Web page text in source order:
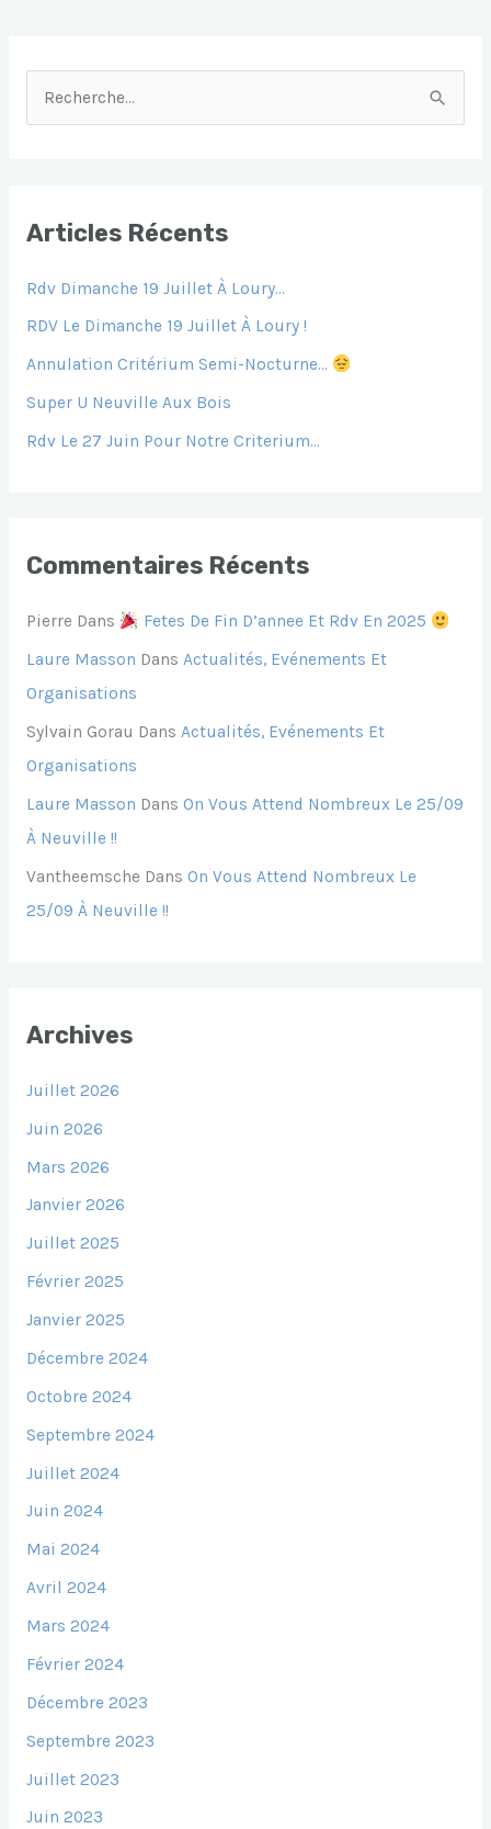
E
E
C
H
E
Articles Récents
Rdv Dimanche 19 Juillet À Loury…
RDV Le Dimanche 19 Juillet À Loury !
Annulation Critérium Semi-Nocturne…
Super U Neuville Aux Bois
Rdv Le 27 Juin Pour Notre Criterium…
Commentaires Récents
Pierre Dans
Fetes De Fin D’annee Et Rdv En 2025
Laure Masson Dans Actualités, Evénements Et
Organisations
Sylvain Gorau Dans Actualités, Evénements Et
Organisations
Laure Masson Dans On Vous Attend Nombreux Le 25/09
À Neuville !!
Vantheemsche Dans On Vous Attend Nombreux Le
25/09 À Neuville !!
Archives
Juillet 2026
Juin 2026
Mars 2026
Janvier 2026
Juillet 2025
Février 2025
Janvier 2025
Décembre 2024
Octobre 2024
Septembre 2024
Juillet 2024
Juin 2024
Mai 2024
Avril 2024
Mars 2024
Février 2024
Décembre 2023
Septembre 2023
Juillet 2023
Juin 2023